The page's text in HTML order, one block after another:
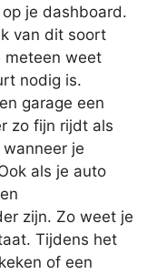
je dashboard.
van dit soort
meteen weet
nodig is.
garage een
zo fijn rijdt als
je
als je auto
zijn. Zo weet je
Tijdens het
of een